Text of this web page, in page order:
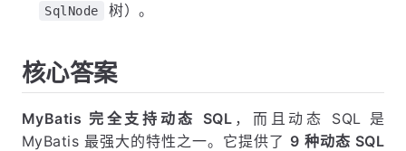
SqlNode 树）。
核心答案
MyBatis 完全支持动态 SQL ，而且动态 SQL 是
MyBatis 最强大的特性之一。它提供了 9 种动态 SQL